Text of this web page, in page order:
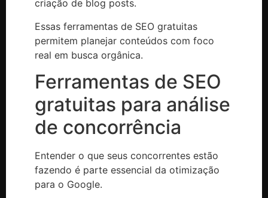
criação de blog posts.
Essas ferramentas de SEO gratuitas
permitem planejar conteúdos com foco
real em busca orgânica.
Ferramentas de SEO
gratuitas para análise
de concorrência
Entender o que seus concorrentes estão
fazendo é parte essencial da otimização
para o Google.